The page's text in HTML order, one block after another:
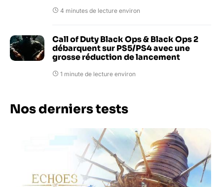
4 minutes de lecture environ
Call of Duty Black Ops & Black Ops 2
débarquent sur PS5/PS4 avec une
grosse réduction de lancement
1 minute de lecture environ
Nos derniers tests